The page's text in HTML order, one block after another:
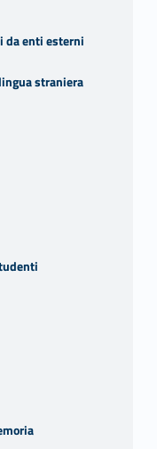
da enti esterni
straniera